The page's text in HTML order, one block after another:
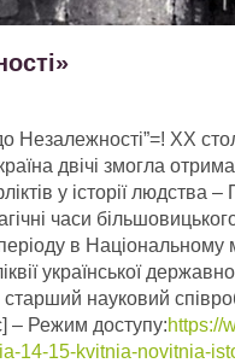
Незалежності”=! ХХ
двічі змогла
у історії людства –
часи
в Національному
української
науковий
– Режим доступу:https://
14-15-kvitnia-novitnia-